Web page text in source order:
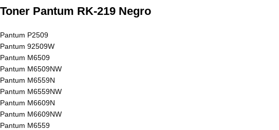
Toner Pantum RK-219 Negro
Pantum P2509
Pantum 92509W
Pantum M6509
Pantum M6509NW
Pantum M6559N
Pantum M6559NW
Pantum M6609N
Pantum M6609NW
Pantum M6559